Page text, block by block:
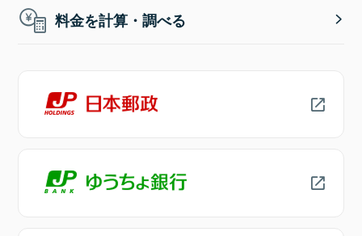
料金を計算・調べる